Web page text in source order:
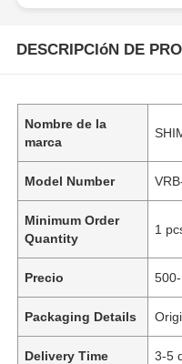
DESCRIPCIóN DE
Nombre de la
marca
Model Number
Minimum Order
Quantity
1
Precio
Packaging Details
Delivery Time 3-5